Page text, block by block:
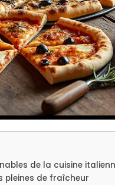
de la cuisine
pleines de fraîcheur